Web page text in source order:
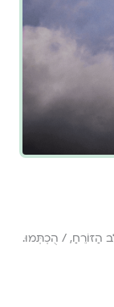
הַזּוֹרֵחַ, / הֻכְתְּמוּ.